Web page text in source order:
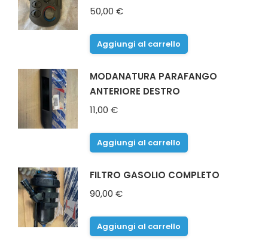
50,00 €
Aggiungi al carrello
MODANATURA PARAFANGO
ANTERIORE DESTRO
11,00 €
Aggiungi al carrello
FILTRO GASOLIO COMPLETO
90,00 €
Aggiungi al carrello